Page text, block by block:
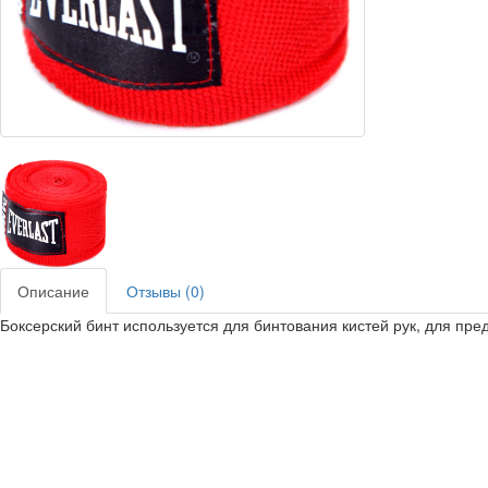
Описание
Отзывы (0)
Боксерский бинт используется для бинтования кистей рук, для